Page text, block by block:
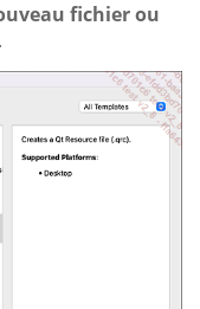
fichier ou
.